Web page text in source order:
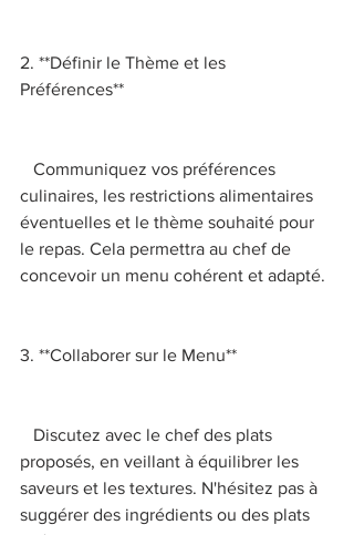
2. **Définir le Thème et les
Préférences**
culinaires, les restrictions alimentaires
éventuelles et le thème souhaité pour
le repas. Cela permettra au chef de
concevoir un menu cohérent et adapté.
3. **Collaborer sur le Menu**
proposés, en veillant à équilibrer les
saveurs et les textures. N'hésitez pas à
suggérer des ingrédients ou des plats